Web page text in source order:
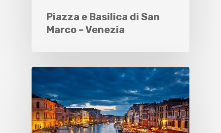
Piazza e Basilica di San
Marco – Venezia